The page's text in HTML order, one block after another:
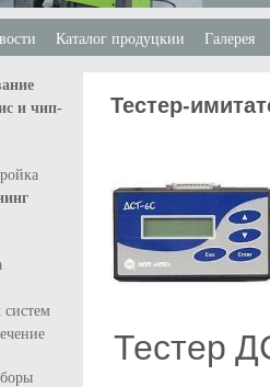
Каталог продуцкии Галерея
и чип-
Тестер-
Тестер